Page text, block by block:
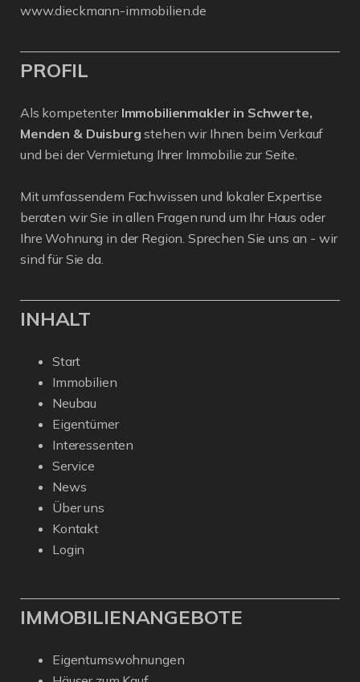
www.dieckmann-immobilien.de
PROFIL
Als kompetenter Immobilienmakler in Schwerte,
Menden & Duisburg stehen wir Ihnen beim Verkauf
und bei der Vermietung Ihrer Immobilie zur Seite.
Mit umfassendem Fachwissen und lokaler Expertise
beraten wir Sie in allen Fragen rund um Ihr Haus oder
Ihre Wohnung in der Region. Sprechen Sie uns an - wir
sind für Sie da.
INHALT
Start
Immobilien
Neubau
Eigentümer
Interessenten
Service
News
Über uns
Kontakt
Login
IMMOBILIENANGEBOTE
Eigentumswohnungen